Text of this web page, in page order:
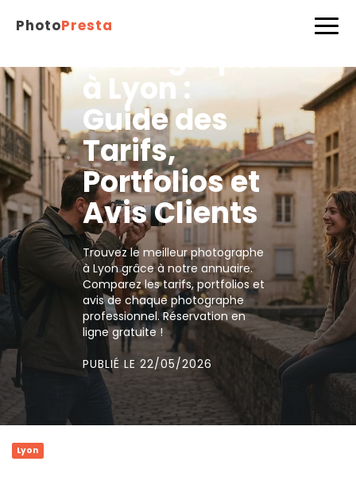
PhotoPresta
Photographe
à Lyon :
Guide des
Tarifs,
Portfolios et
Avis Clients
Trouvez le meilleur photographe
à Lyon grâce à notre annuaire.
Comparez les tarifs, portfolios et
avis de chaque photographe
professionnel. Réservation en
ligne gratuite !
PUBLIÉ LE 22/05/2026
Lyon